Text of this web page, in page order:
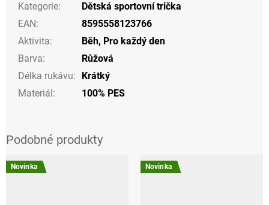
Kategorie:
Dětská sportovní trička
EAN:
8595558123766
Aktivita: Běh, Pro každý den
Barva:
Růžová
Délka rukávu:
Krátký
Materiál: 100% PES
Novinka Novinka